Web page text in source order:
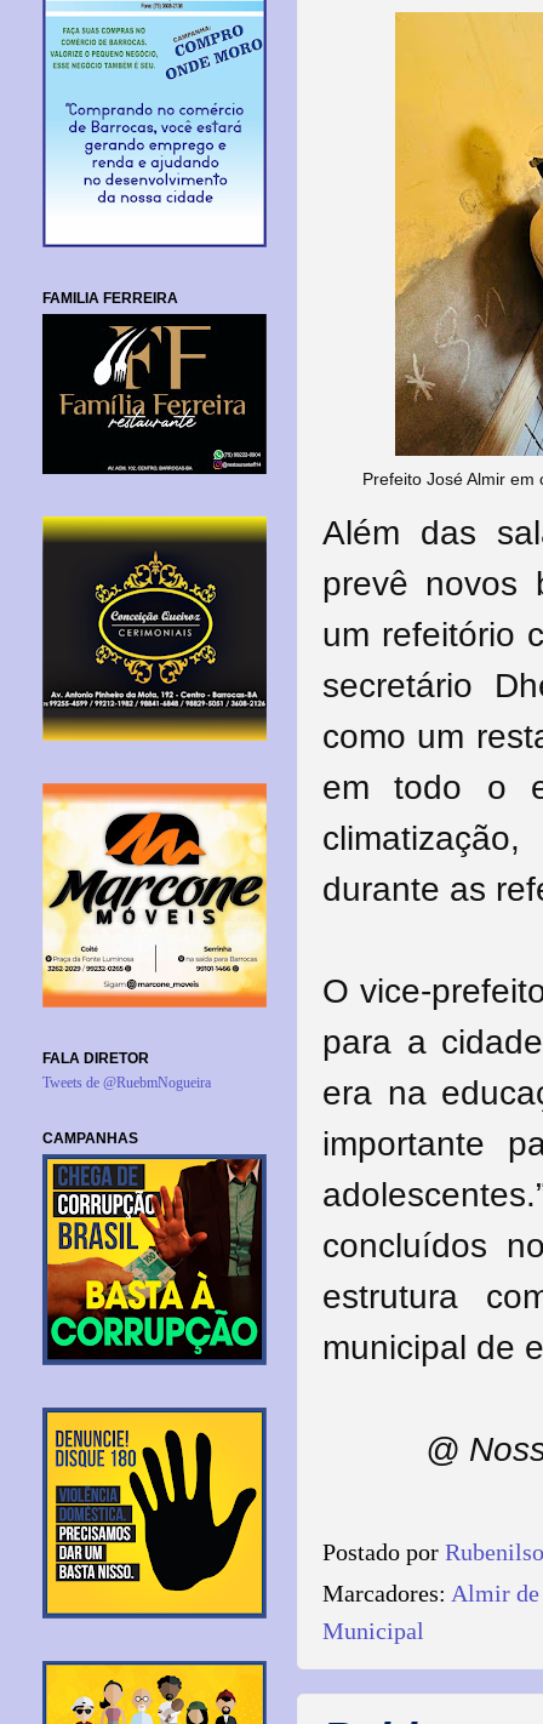
Prefeito José Almir
Além das
prevê novos
um refeitório
secretário
como um
em todo o
durante as
O vice-
para a
era na
importante
concluídos
estrutura
municipal de
@
Postado por
Marcadores: Almir
Municipal
FAMILIA FERREIRA
FALA DIRETOR
Tweets de @RuebmNogueira
CAMPANHAS